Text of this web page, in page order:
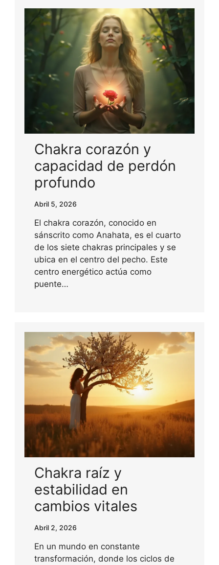
Chakra corazón y
capacidad de perdón
profundo
Abril 5, 2026
El chakra corazón, conocido en
sánscrito como Anahata, es el cuarto
de los siete chakras principales y se
ubica en el centro del pecho. Este
centro energético actúa como
puente…
Chakra raíz y
estabilidad en
cambios vitales
Abril 2, 2026
En un mundo en constante
transformación, donde los ciclos de